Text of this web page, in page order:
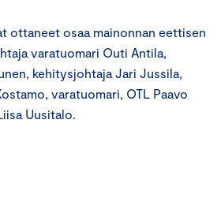
ottaneet osaa mainonnan eettisen
varatuomari Outi Antila,
kehitysjohtaja Jari Jussila,
varatuomari, OTL Paavo
Uusitalo.